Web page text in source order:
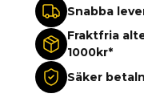
Snabba
Fraktfria
1000kr*
Säker